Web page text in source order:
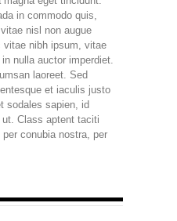
in commodo quis,
nisl non augue
vitae nibh ipsum, vitae
nulla auctor imperdiet.
laoreet. Sed
et iaculis justo
sodales sapien, id
Class aptent taciti
conubia nostra, per